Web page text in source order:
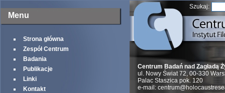
Menu
Strona główna
Zespół Centrum
Badania
Publikacje
Linki
Kontakt
Szukaj:
Centrum Badań nad Zagładą
ul. Nowy Świat 72, 00-330
Palac Staszica pok. 120
e-mail: